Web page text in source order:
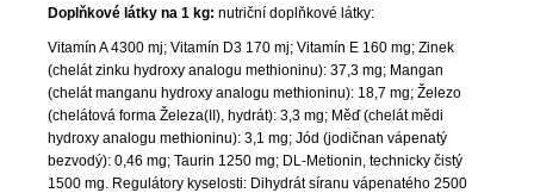
Doplňkové látky na 1 kg: nutriční doplňkové látky:
Vitamín A 4300 mj; Vitamín D3 170 mj; Vitamín E 160 mg; Zinek
(chelát zinku hydroxy analogu methioninu): 37,3 mg; Mangan
(chelát manganu hydroxy analogu methioninu): 18,7 mg; Železo
(chelátová forma Železa(II), hydrát): 3,3 mg; Měď (chelát mědi
hydroxy analogu methioninu): 3,1 mg; Jód (jodičnan vápenatý
bezvodý): 0,46 mg; Taurin 1250 mg; DL-Metionin, technicky čistý
1500 mg. Regulátory kyselosti: Dihydrát síranu vápenatého 2500